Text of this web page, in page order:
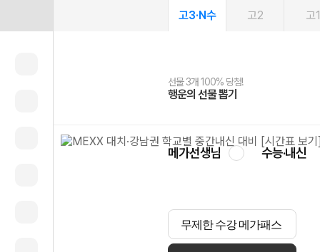
고3·N수 고2 고1
선물 3개 100% 당첨!
행운의 선물 뽑기
선물 100% 증정!
메가스터디 X 올리브
여름방학 스터디 캐시백
메가런 썸머스쿨
2027 러셀 단과
강사 공개선발
스마트러닝앱
설문 EVENT
메가패스
3일 무료 체험권
메가패스 수강생 무료혜택!
메가클럽 멤버십
사회공헌 캠페인
희망이룸 메가나눔
메가선생님 수능·내신
무제한 수강 메가패스